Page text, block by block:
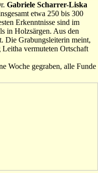
Gabriele Scharrer-Liska
etwa 250 bis 300
Erkenntnisse sind im
in Holzsärgen. Aus den
Die Grabungsleiterin meint,
vermuteten Ortschaft
Woche gegraben, alle Funde